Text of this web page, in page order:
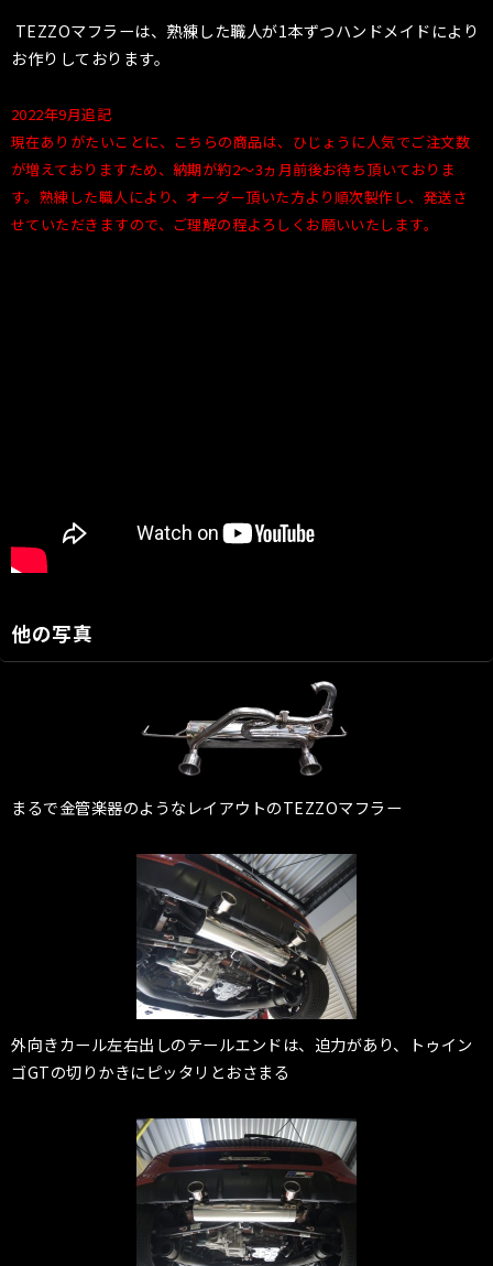
TEZZOマフラーは、熟練した職人が1本ずつハンドメイドにより
お作りしております。
2022年9月追記
現在ありがたいことに、こちらの商品は、ひじょうに人気でご注文数
が増えておりますため、納期が約2〜3ヵ月前後お待ち頂いておりま
す。熟練した職人により、オーダー頂いた方より順次製作し、発送さ
せていただきますので、ご理解の程よろしくお願いいたします。
他の写真
まるで金管楽器のようなレイアウトのTEZZOマフラー
外向きカール左右出しのテールエンドは、迫力があり、トゥイン
ゴGTの切りかきにピッタリとおさまる